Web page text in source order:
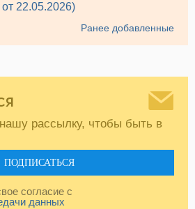
22.05.2026)
Ранее добавленные
рассылку, чтобы быть в
ПОДПИСАТЬСЯ
согласие с
данных